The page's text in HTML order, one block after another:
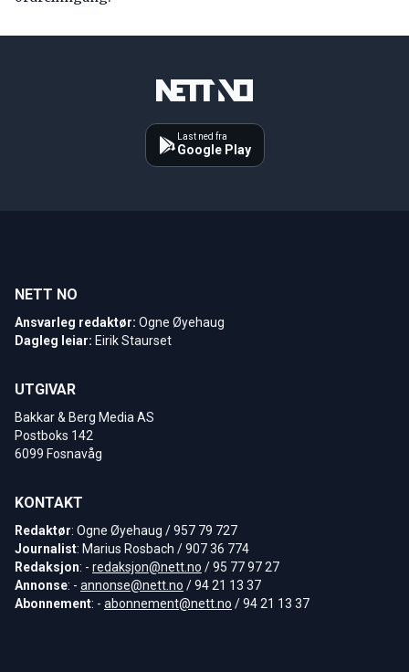
Last ned fra
Google Play
NETT NO
Ansvarleg redaktør: Ogne Øyehaug
Dagleg leiar: Eirik Staurset
UTGIVAR
Bakkar & Berg Media AS
Postboks 142
6099 Fosnavåg
KONTAKT
Redaktør: Ogne Øyehaug / 957 79 727
Journalist: Marius Rosbach / 907 36 774
Redaksjon: - redaksjon@nett.no / 95 77 97 27
Annonse: - annonse@nett.no / 94 21 13 37
Abonnement: - abonnement@nett.no / 94 21 13 37